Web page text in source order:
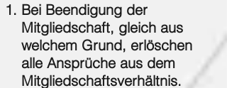
Bei Beendigung der
Mitgliedschaft, gleich aus
welchem Grund, erlöschen
alle Ansprüche aus dem
Mitgliedschaftsverhältnis.